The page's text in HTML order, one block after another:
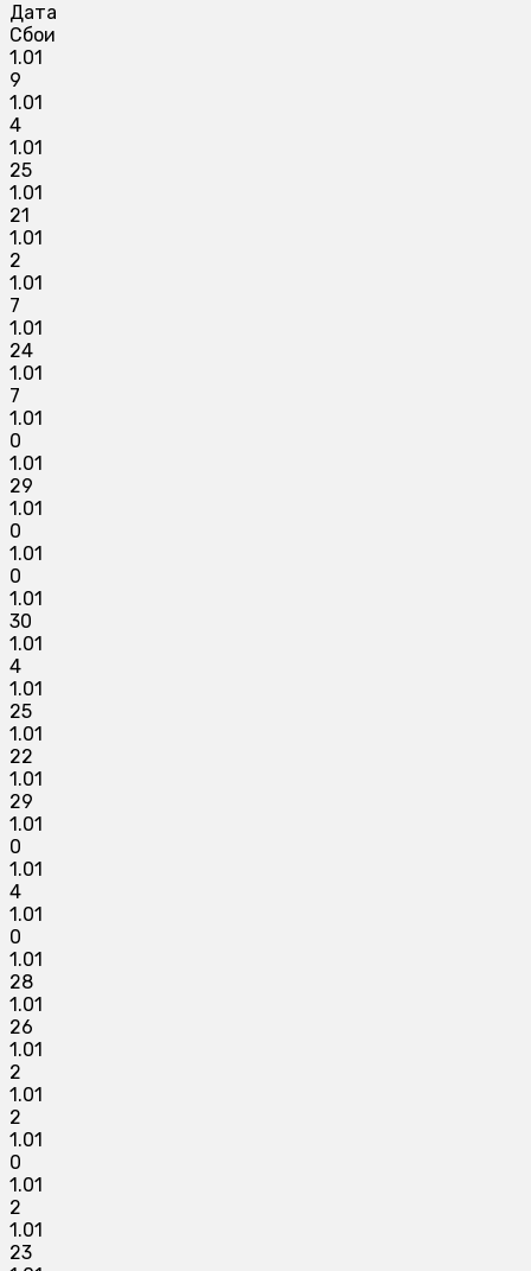
Дата
Сбои
1.01
9
1.01
4
1.01
25
1.01
21
1.01
2
1.01
7
1.01
24
1.01
7
1.01
0
1.01
29
1.01
0
1.01
0
1.01
30
1.01
4
1.01
25
1.01
22
1.01
29
1.01
0
1.01
4
1.01
0
1.01
28
1.01
26
1.01
2
1.01
2
1.01
0
1.01
2
1.01
23